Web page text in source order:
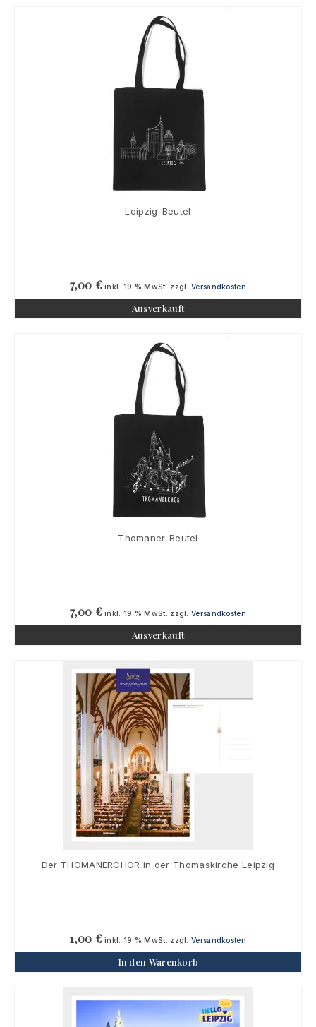
Leipzig-Beutel
7,00 € inkl. 19 % MwSt. zzgl.Versandkosten
Ausverkauft
Thomaner-Beutel
7,00 € inkl. 19 % MwSt. zzgl.Versandkosten
Ausverkauft
Der THOMANERCHOR in der Thomaskirche Leipzig
1,00 € inkl. 19 % MwSt. zzgl.Versandkosten
In den Warenkorb